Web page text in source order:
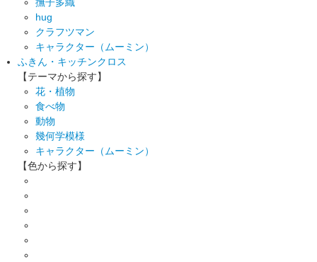
hug
クラフツマン
キャラクター（ムーミン）
ふきん・キッチンクロス
【テーマから探す】
花・植物
食べ物
動物
幾何学模様
キャラクター（ムーミン）
【色から探す】